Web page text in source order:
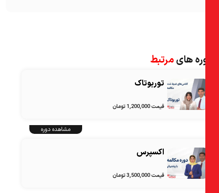
هایمرتبط
توربوتاک
قیمت 1,200,000 تومان
مشاهده دوره
اکسپرس
قیمت 3,500,000 تومان